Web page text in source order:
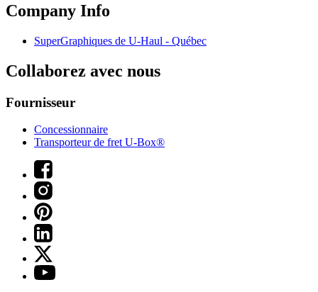
Company Info
SuperGraphiques de U-Haul - Québec
Collaborez avec nous
Fournisseur
Concessionnaire
Transporteur de fret U-Box®